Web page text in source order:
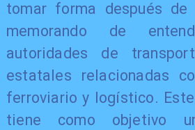
tomar forma después
memorando de
autoridades de
estatales relacionadas
ferroviario y logístico.
tiene como objetivo